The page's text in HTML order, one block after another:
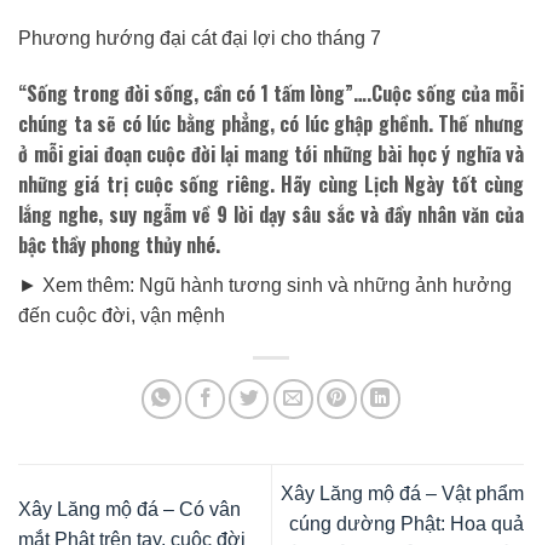
Phương hướng đại cát đại lợi cho tháng 7
“Sống trong đời sống, cần có 1 tấm lòng”….Cuộc sống của mỗi
chúng ta sẽ có lúc bằng phẳng, có lúc ghập ghềnh. Thế nhưng
ở mỗi giai đoạn cuộc đời lại mang tới những bài học ý nghĩa và
những giá trị cuộc sống riêng. Hãy cùng Lịch Ngày tốt cùng
lắng nghe, suy ngẫm về 9 lời dạy sâu sắc và đầy nhân văn của
bậc thầy phong thủy nhé.
► Xem thêm: Ngũ hành tương sinh và những ảnh hưởng
đến cuộc đời, vận mệnh
Xây Lăng mộ đá – Có vân
mắt Phật trên tay, cuộc đời
Xây Lăng mộ đá – Vật phẩm
cúng dường Phật: Hoa quả